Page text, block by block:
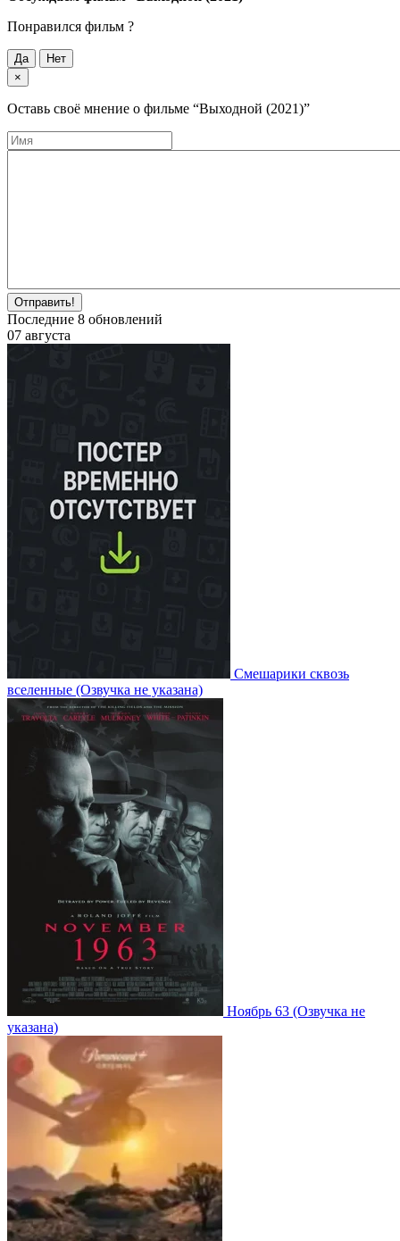
Понравился фильм ?
Да
Нет
×
Оставь своё мнение о фильме “Выходной (2021)”
Отправить!
Последние 8 обновлений
07 августа
Смешарики сквозь
вселенные (Озвучка не указана)
Ноябрь 63 (Озвучка не
указана)